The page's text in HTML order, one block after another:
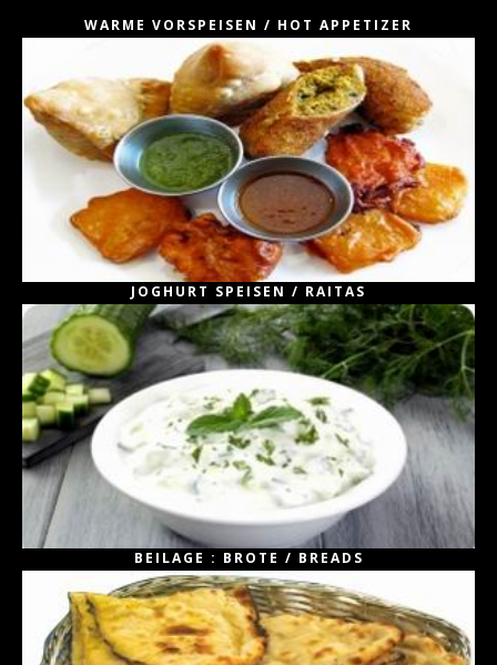
WARME VORSPEISEN / HOT APPETIZER
JOGHURT SPEISEN / RAITAS
BEILAGE : BROTE / BREADS